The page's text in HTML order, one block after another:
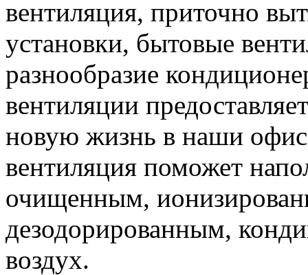
вентиляция, приточно
установки, бытовые
разнообразие
вентиляции
новую жизнь в наши
вентиляция поможет
очищенным,
дезодорированным,
воздух.